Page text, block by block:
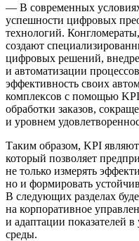
— В современных
успешности цифровых
технологий.
создают
цифровых решений,
и автоматизации
эффективность своих
комплексов с помощью
обработки заказов,
и уровнем
Таким образом, KPI
который позволяет
не только измерять
но и формировать
В следующих разделах
на корпоративное
и адаптации показателей
среды.